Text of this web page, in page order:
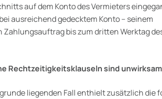
auf dem Konto des Vermieters
ausreichend gedecktem Konto – seinem
bis zum dritten Werktag
Rechtzeitigkeitsklauseln sind unwirksam
liegenden Fall enthielt zusätzlich die